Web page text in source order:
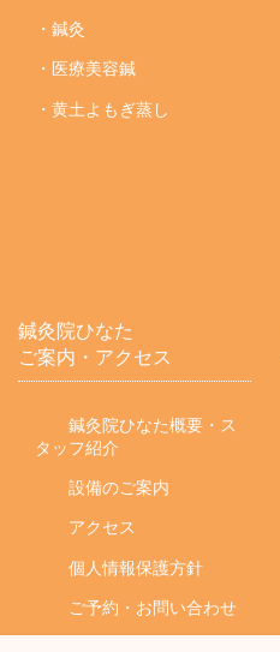
・鍼灸
・医療美容鍼
・黄土よもぎ蒸し
鍼灸院ひなた
ご案内・アクセス
鍼灸院ひなた概要・ス
タッフ紹介
設備のご案内
アクセス
個人情報保護方針
ご予約・お問い合わせ